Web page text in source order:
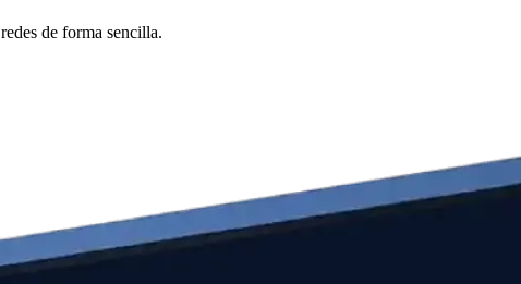
de forma sencilla.